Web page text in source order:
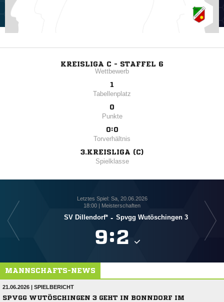
KREISLIGA C - STAFFEL 6
Wettbewerb
1
Tabellenplatz
0
Punkte
0:0
Torverhältnis
3.KREISLIGA (C)
Spielklasse
Letztes Spiel: Sa, 20.06.2026
18:00 | Meisterschaften
SV Dillendorf* - Spvgg Wutöschingen 3
:
MANNSCHAFTS-NEWS
21.06.2026 | SPIELBERICHT
SPVGG WUTÖSCHINGEN 3 GEHT IN BONNDORF IM